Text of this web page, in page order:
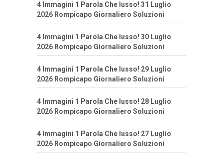
4 Immagini 1 Parola Che lusso! 31 Luglio
2026 Rompicapo Giornaliero Soluzioni
4 Immagini 1 Parola Che lusso! 30 Luglio
2026 Rompicapo Giornaliero Soluzioni
4 Immagini 1 Parola Che lusso! 29 Luglio
2026 Rompicapo Giornaliero Soluzioni
4 Immagini 1 Parola Che lusso! 28 Luglio
2026 Rompicapo Giornaliero Soluzioni
4 Immagini 1 Parola Che lusso! 27 Luglio
2026 Rompicapo Giornaliero Soluzioni